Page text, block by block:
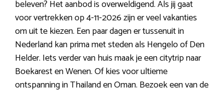
beleven? Het aanbod is overweldigend. Als jij gaat
voor vertrekken op 4-11-2026 zijn er veel vakanties
om uit te kiezen. Een paar dagen er tussenuit in
Nederland kan prima met steden als Hengelo of Den
Helder. Iets verder van huis maak je een citytrip naar
Boekarest en Wenen. Of kies voor ultieme
ontspanning in Thailand en Oman. Bezoek een van de